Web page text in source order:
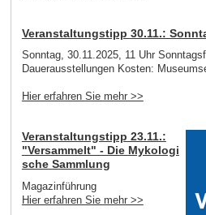
Veranstaltungstipp 30.11.:
Sonntag, 30.11.2025, 11 Uhr
Dauerausstellungen Kosten:
Hier erfahren Sie mehr >>
Veranstaltungstipp 23.11.:
"Versammelt" - Die Mykologi
sche Sammlung
Magazinführung
Hier erfahren Sie mehr >>